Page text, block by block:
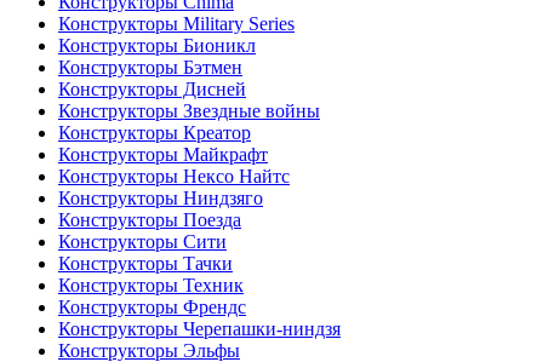
Конструкторы Military Series
Конструкторы Бионикл
Конструкторы Бэтмен
Конструкторы Дисней
Конструкторы Звездные войны
Конструкторы Креатор
Конструкторы Майкрафт
Конструкторы Нексо Найтс
Конструкторы Ниндзяго
Конструкторы Поезда
Конструкторы Сити
Конструкторы Тачки
Конструкторы Техник
Конструкторы Френдс
Конструкторы Черепашки-ниндзя
Конструкторы Эльфы